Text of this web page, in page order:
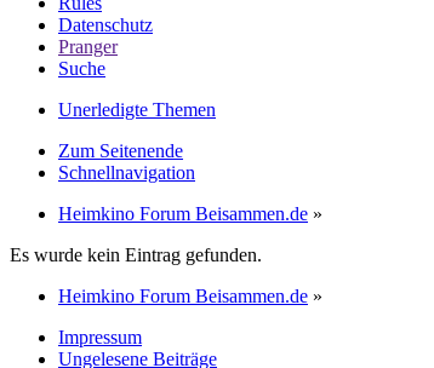
Datenschutz
Pranger
Suche
Unerledigte Themen
Zum Seitenende
Schnellnavigation
Heimkino Forum Beisammen.de »
Es wurde kein Eintrag gefunden.
Heimkino Forum Beisammen.de »
Impressum
Ungelesene Beiträge